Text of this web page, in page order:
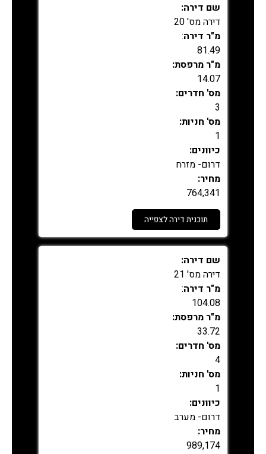
שם דירה:
דירה מס' 20
מ"ר דירה:
81.49
מ"ר מרפסת:
14.07
מס' חדרים:
3
מס' חניות:
1
כיוונים:
דרום- מזרח
מחיר:
764,341
תוכנית דירה לצפייה
נמכר
שם דירה:
דירה מס' 21
מ"ר דירה:
104.08
מ"ר מרפסת:
33.72
מס' חדרים:
4
מס' חניות:
1
כיוונים:
דרום- מערב
מחיר:
989,174